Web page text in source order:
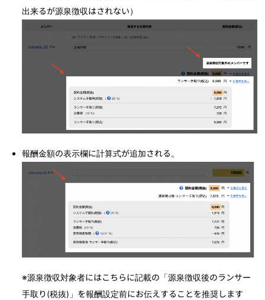
出来るが源泉徴収はされない）
報酬金額の表示欄に計算式が追加される。
※源泉徴収対象者にはこちらに記載の「源泉徴収後のランサー
手取り(税抜)」を報酬設定前にお伝えすることを推奨します